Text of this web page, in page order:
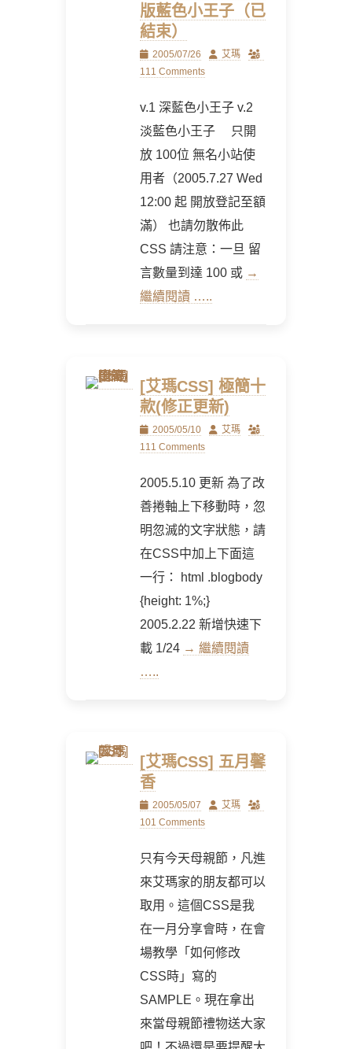
版藍色小王子（已
結束）
Posted
on
2005/07/26 Author
艾瑪
111 Comments
v.1 深藍色小王子 v.2
淡藍色小王子 只開
放 100位 無名小站使
用者（2005.7.27 Wed
12:00 起 開放登記至額
滿） 也請勿散佈此
CSS 請注意：一旦 留
言數量到達 100 或 →
繼續閱讀 …..
[艾瑪CSS] 極簡十
款(修正更新)
Posted
on
2005/05/10 Author
艾瑪
111 Comments
2005.5.10 更新 為了改
善捲軸上下移動時，忽
明忽滅的文字狀態，請
在CSS中加上下面這
一行： html .blogbody
{height: 1%;}
2005.2.22 新增快速下
載 1/24 → 繼續閱讀
…..
[艾瑪CSS] 五月馨
香
Posted
on
2005/05/07 Author
艾瑪
101 Comments
只有今天母親節，凡進
來艾瑪家的朋友都可以
取用。這個CSS是我
在一月分享會時，在會
場教學「如何修改
CSS時」寫的
SAMPLE。現在拿出
來當母親節禮物送大家